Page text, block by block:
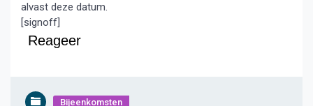
alvast deze datum.
[signoff]
Reageer
Bijeenkomsten